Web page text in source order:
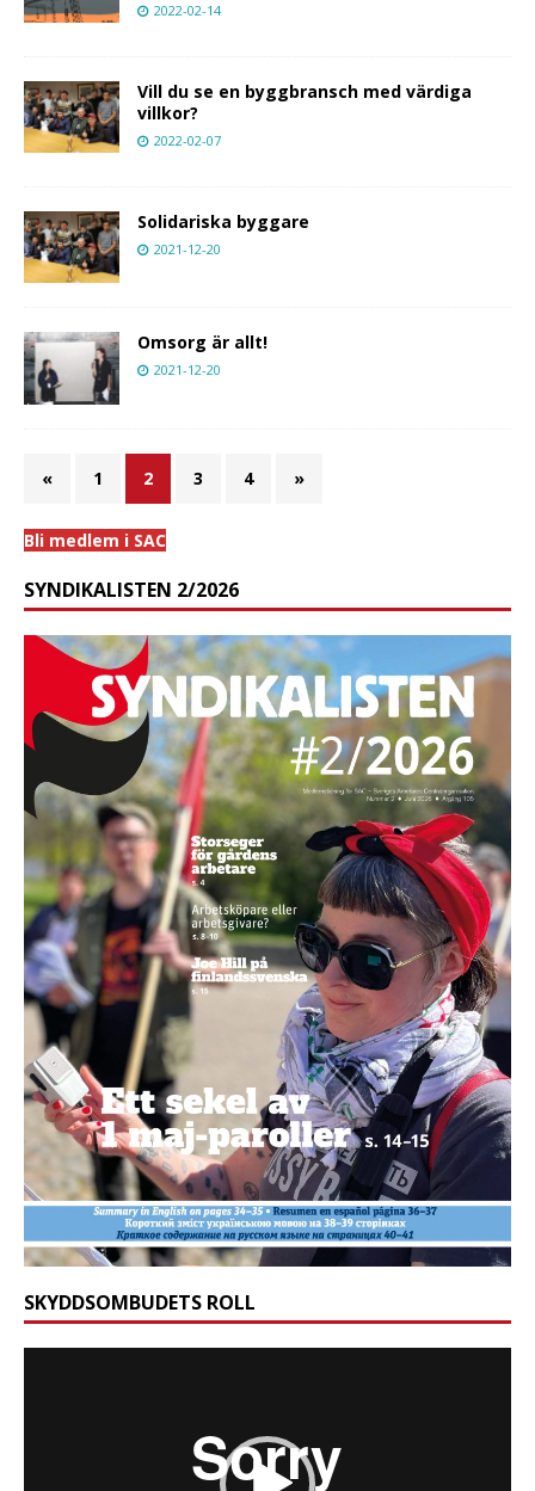
2022-02-14
Vill du se en byggbransch med värdiga
villkor?
2022-02-07
Solidariska byggare
2021-12-20
Omsorg är allt!
2021-12-20
« 1 2 3 4 »
Bli medlem i SAC
SYNDIKALISTEN 2/2026
SKYDDSOMBUDETS ROLL